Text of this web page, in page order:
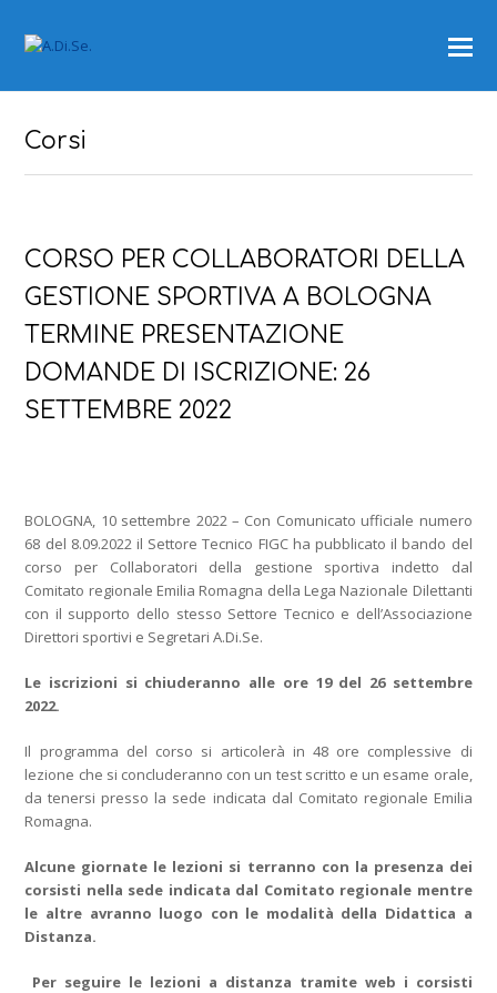
Corsi
CORSO PER COLLABORATORI DELLA
GESTIONE SPORTIVA A BOLOGNA
TERMINE PRESENTAZIONE
DOMANDE DI ISCRIZIONE: 26
SETTEMBRE 2022
BOLOGNA, 10 settembre 2022 – Con Comunicato ufficiale numero
68 del 8.09.2022 il Settore Tecnico FIGC ha pubblicato il bando del
corso per Collaboratori della gestione sportiva indetto dal
Comitato regionale Emilia Romagna della Lega Nazionale Dilettanti
con il supporto dello stesso Settore Tecnico e dell’Associazione
Direttori sportivi e Segretari A.Di.Se.
Le iscrizioni si chiuderanno alle ore 19 del 26 settembre
2022.
Il programma del corso si articolerà in 48 ore complessive di
lezione che si concluderanno con un test scritto e un esame orale,
da tenersi presso la sede indicata dal Comitato regionale Emilia
Romagna.
Alcune giornate le lezioni si terranno con la presenza dei
corsisti nella sede indicata dal Comitato regionale mentre
le altre avranno luogo con le modalità della Didattica a
Distanza.
Per seguire le lezioni a distanza tramite web i corsisti